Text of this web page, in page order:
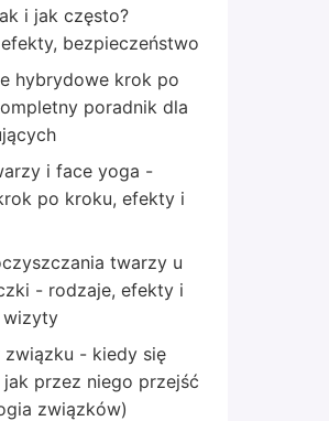
i jak często?
bezpieczeństwo
hybrydowe krok po
poradnik dla
i face yoga -
po kroku, efekty i
twarzy u
- rodzaje, efekty i
wizyty
związku - kiedy się
przez niego przejść
związków)